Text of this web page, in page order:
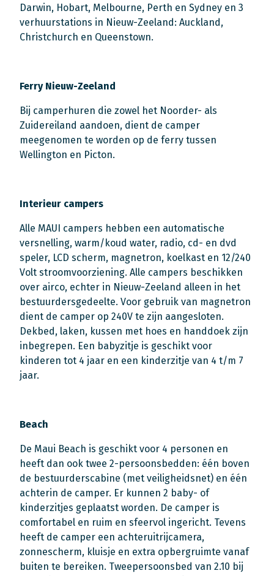
Darwin, Hobart, Melbourne, Perth en Sydney en 3
verhuurstations in Nieuw-Zeeland: Auckland,
Christchurch en Queenstown.
Ferry Nieuw-Zeeland
Bij camperhuren die zowel het Noorder- als
Zuidereiland aandoen, dient de camper
meegenomen te worden op de ferry tussen
Wellington en Picton.
Interieur campers
Alle MAUI campers hebben een automatische
versnelling, warm/koud water, radio, cd- en dvd
speler, LCD scherm, magnetron, koelkast en 12/240
Volt stroomvoorziening. Alle campers beschikken
over airco, echter in Nieuw-Zeeland alleen in het
bestuurdersgedeelte. Voor gebruik van magnetron
dient de camper op 240V te zijn aangesloten.
Dekbed, laken, kussen met hoes en handdoek zijn
inbegrepen. Een babyzitje is geschikt voor
kinderen tot 4 jaar en een kinderzitje van 4 t/m 7
jaar.
Beach
De Maui Beach is geschikt voor 4 personen en
heeft dan ook twee 2-persoonsbedden: één boven
de bestuurderscabine (met veiligheidsnet) en één
achterin de camper. Er kunnen 2 baby- of
kinderzitjes geplaatst worden. De camper is
comfortabel en ruim en sfeervol ingericht. Tevens
heeft de camper een achteruitrijcamera,
zonnescherm, kluisje en extra opbergruimte vanaf
buiten te bereiken. Tweepersoonsbed van 2.10 bij